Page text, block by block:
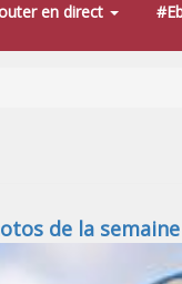
en direct
de la